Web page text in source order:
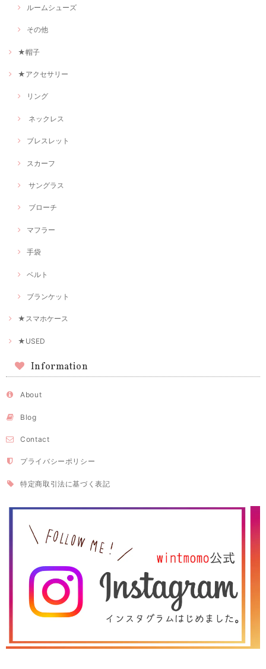
ルームシューズ
その他
★帽子
★アクセサリー
リング
ネックレス
ブレスレット
スカーフ
サングラス
ブローチ
マフラー
手袋
ベルト
ブランケット
★スマホケース
★USED
Information
About
Blog
Contact
プライバシーポリシー
特定商取引法に基づく表記